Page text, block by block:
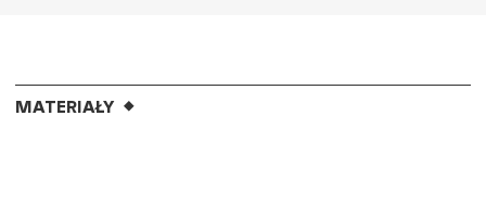
MATERIAŁY